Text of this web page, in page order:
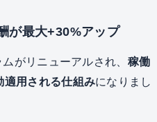
が最大+30%アップ
がリニューアルされ、 稼働
適用される仕組みになりまし